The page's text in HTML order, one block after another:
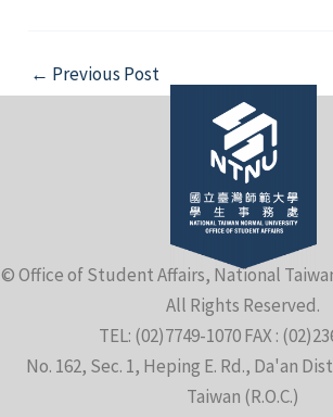
Post
navigation
← Previous Post
© Office of Student Affairs, National
All Rights Reserved.
TEL: (02)7749-1070 FAX :
No. 162, Sec. 1, Heping E. Rd., Da'an
Taiwan (R.O.C.)